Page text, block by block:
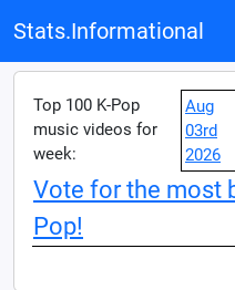
Stats.Informational
Top 100 K-Pop
music videos for
week:
Aug
03rd
2026
Vote for the most
Pop!